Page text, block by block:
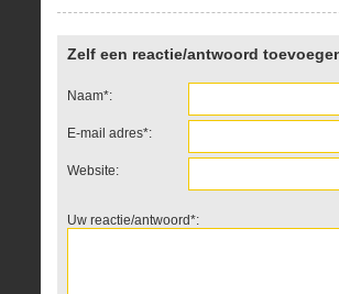
Zelf een reactie/antwoord
Naam*:
E-mail adres*:
Website:
Uw reactie/antwoord*: